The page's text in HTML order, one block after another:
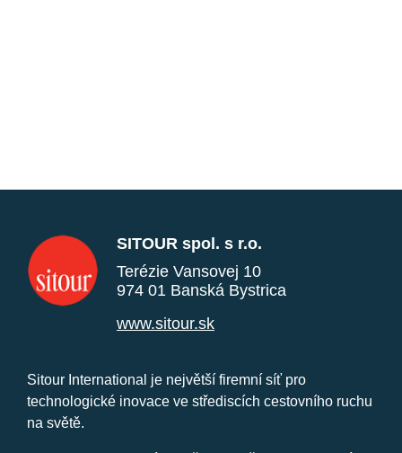
SITOUR spol. s r.o.
Terézie Vansovej 10
974 01 Banská Bystrica
www.sitour.sk
Sitour International je největší firemní síť pro
technologické inovace ve střediscích cestovního ruchu
na světě.